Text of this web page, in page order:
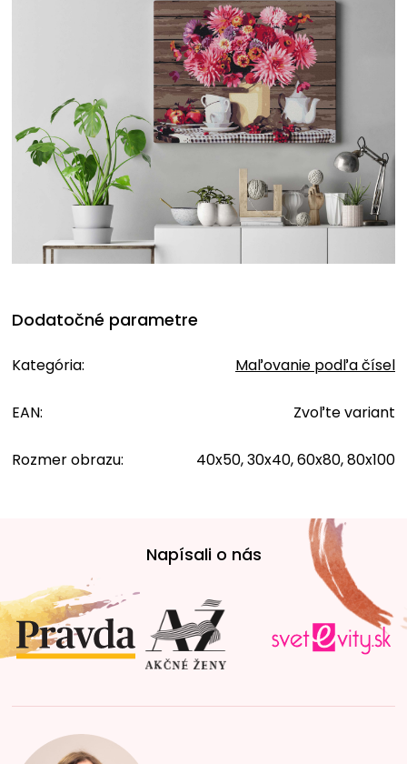
Dodatočné parametre
Kategória: Maľovanie podľa čísel
EAN: Zvoľte variant
Rozmer obrazu: 40x50, 30x40, 60x80, 80x100
t
i
e
Napísali o nás